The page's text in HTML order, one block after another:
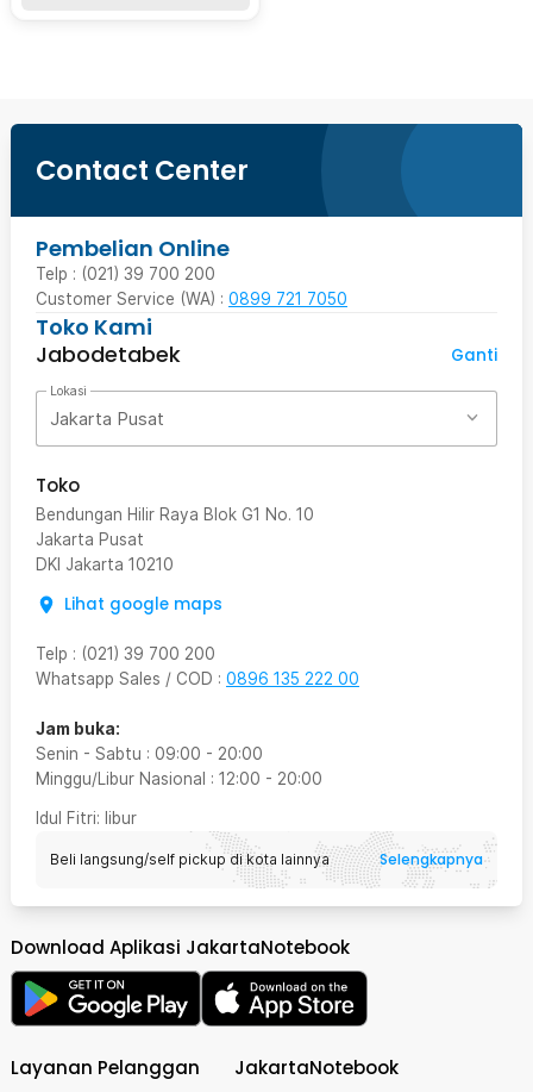
Contact Center
Pembelian Online
Telp : (021) 39 700 200
Customer Service (WA) : 0899 721 7050
Toko Kami
Jabodetabek
Ganti
Lokasi
Jakarta Pusat
Toko
Bendungan Hilir Raya Blok G1 No. 10
Jakarta Pusat
DKI Jakarta 10210
Lihat google maps
Telp : (021) 39 700 200
Whatsapp Sales / COD : 0896 135 222 00
Jam buka:
Senin - Sabtu : 09:00 - 20:00
Minggu/Libur Nasional : 12:00 - 20:00
Idul Fitri: libur
Beli langsung/self pickup di kota lainnya Selengkapnya
Download Aplikasi JakartaNotebook
Layanan Pelanggan JakartaNotebook